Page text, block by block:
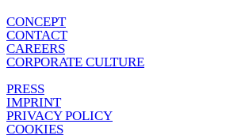
CONCEPT
CONTACT
CAREERS
CORPORATE CULTURE
PRESS
IMPRINT
PRIVACY POLICY
COOKIES